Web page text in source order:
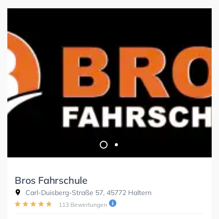
Bros Fahrschule
Carl-Duisberg-Straße 57, 45772 Haltern
113 Bewertungen